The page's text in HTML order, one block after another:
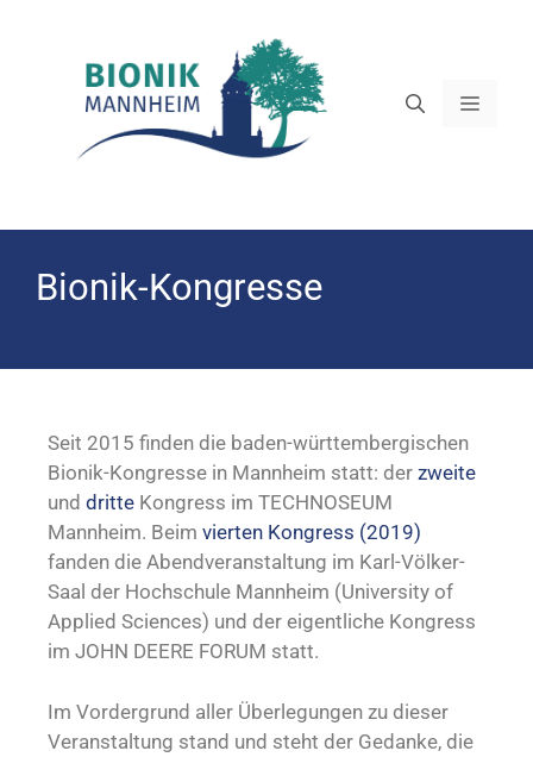
Bionik-Kongresse
Seit 2015 finden die baden-württembergischen
Bionik-Kongresse in Mannheim statt: der zweite
und dritte Kongress im TECHNOSEUM
Mannheim. Beim vierten Kongress (2019)
fanden die Abendveranstaltung im Karl-Völker-
Saal der Hochschule Mannheim (University of
Applied Sciences) und der eigentliche Kongress
im JOHN DEERE FORUM statt.
Im Vordergrund aller Überlegungen zu dieser
Veranstaltung stand und steht der Gedanke, die